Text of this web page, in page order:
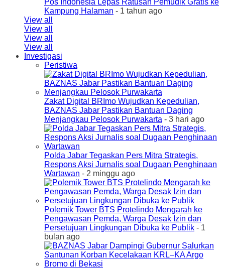
Pos Indonesia Lepas Ratusan Pemudik Gratis ke
Kampung Halaman - 1 tahun ago
View all
View all
View all
View all
Investigasi
Peristiwa
Zakat Digital BRImo Wujudkan Kepedulian,
BAZNAS Jabar Pastikan Bantuan Daging
Menjangkau Pelosok Purwakarta - 3 hari ago
Polda Jabar Tegaskan Pers Mitra Strategis,
Respons Aksi Jurnalis soal Dugaan Penghinaan
Wartawan - 2 minggu ago
Polemik Tower BTS Protelindo Mengarah ke
Pengawasan Pemda, Warga Desak Izin dan
Persetujuan Lingkungan Dibuka ke Publik - 1
bulan ago